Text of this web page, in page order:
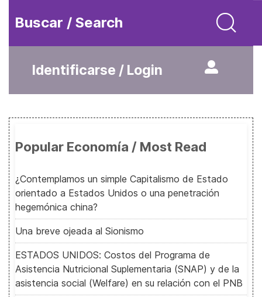
Buscar / Search
Identificarse / Login
Popular Economía / Most Read
¿Contemplamos un simple Capitalismo de Estado
orientado a Estados Unidos o una penetración
hegemónica china?
Una breve ojeada al Sionismo
ESTADOS UNIDOS: Costos del Programa de
Asistencia Nutricional Suplementaria (SNAP) y de la
asistencia social (Welfare) en su relación con el PNB